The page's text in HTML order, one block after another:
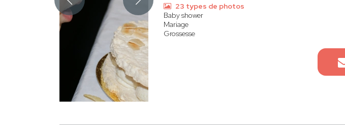
23 types de photos
Baby shower
Mariage
Grossesse